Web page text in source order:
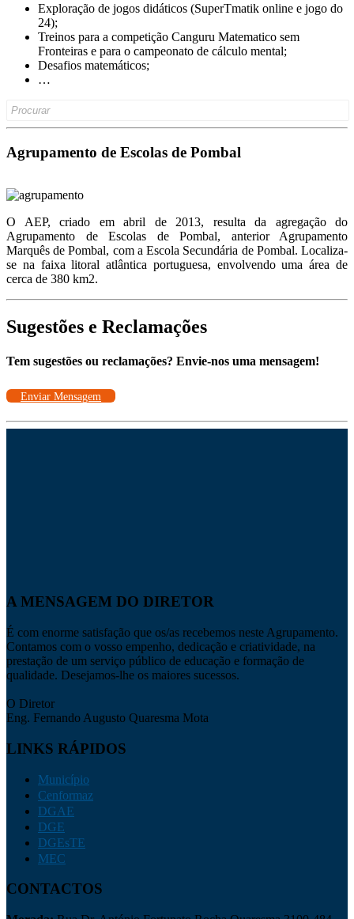
Exploração de jogos didáticos (SuperTmatik online e jogo do
24);
Treinos para a competição Canguru Matematico sem
Fronteiras e para o campeonato de cálculo mental;
Desafios matemáticos;
…
Search
Agrupamento de Escolas de Pombal
O AEP, criado em abril de 2013, resulta da agregação do
Agrupamento de Escolas de Pombal, anterior Agrupamento
Marquês de Pombal, com a Escola Secundária de Pombal. Localiza-
se na faixa litoral atlântica portuguesa, envolvendo uma área de
cerca de 380 km2.
Sugestões e Reclamações
Tem sugestões ou reclamações? Envie-nos uma mensagem!
Enviar Mensagem
A MENSAGEM DO DIRETOR
É com enorme satisfação que os/as recebemos neste Agrupamento.
Contamos com o vosso empenho, dedicação e criatividade, na
prestação de um serviço público de educação e formação de
qualidade. Desejamos-lhe os maiores sucessos.
O Diretor
Eng. Fernando Augusto Quaresma Mota
LINKS RÁPIDOS
Município
Cenformaz
DGAE
DGE
DGEsTE
MEC
CONTACTOS